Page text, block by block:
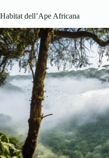
Habitat dell’Ape Africana